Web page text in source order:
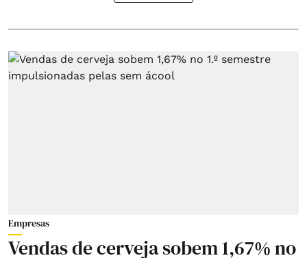
Empresas
Vendas de cerveja sobem 1,67% no